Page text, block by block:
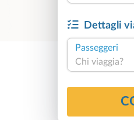
Dettagli
Passeggeri
Chi viaggia?